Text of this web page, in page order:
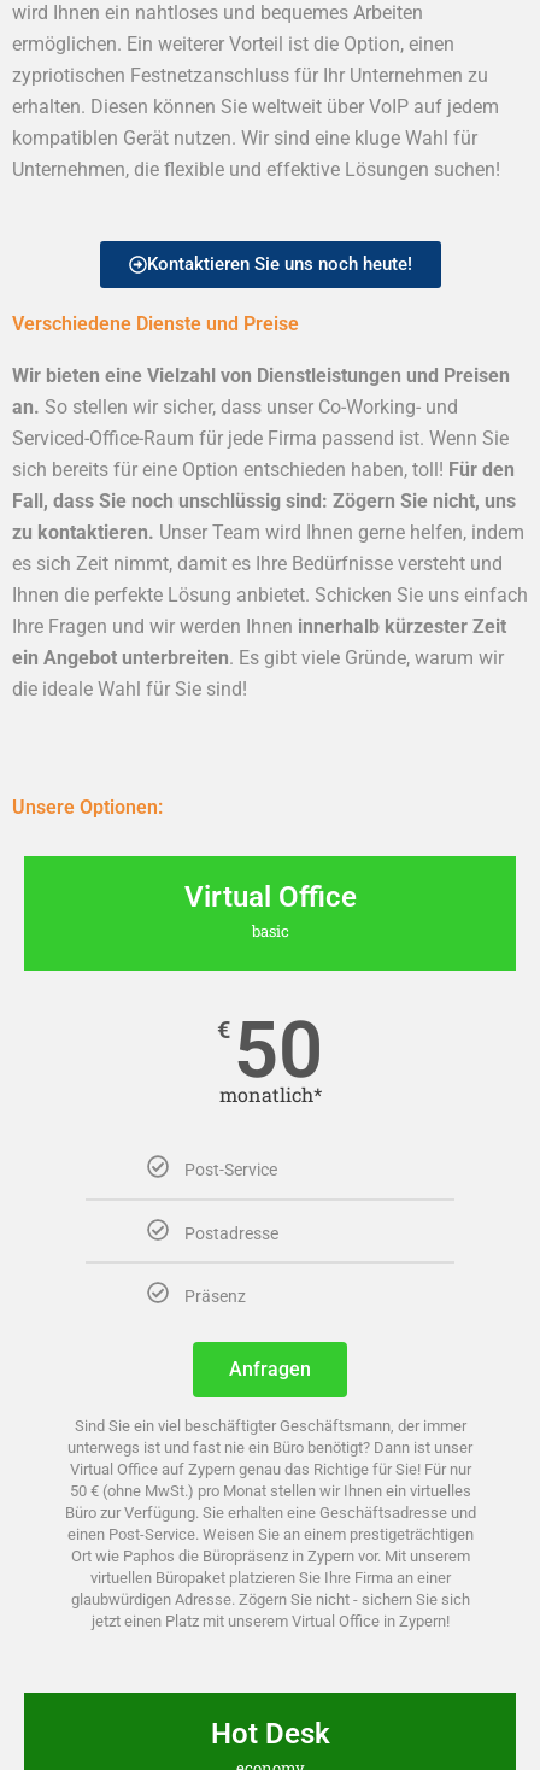
wird Ihnen ein nahtloses und bequemes Arbeiten
ermöglichen. Ein weiterer Vorteil ist die Option, einen
zypriotischen Festnetzanschluss für Ihr Unternehmen zu
erhalten. Diesen können Sie weltweit über VoIP auf jedem
kompatiblen Gerät nutzen. Wir sind eine kluge Wahl für
Unternehmen, die flexible und effektive Lösungen suchen!
Kontaktieren Sie uns noch heute!
Verschiedene Dienste und Preise
Wir bieten eine Vielzahl von Dienstleistungen und Preisen
an. So stellen wir sicher, dass unser Co-Working- und
Serviced-Office-Raum für jede Firma passend ist. Wenn Sie
sich bereits für eine Option entschieden haben, toll! Für den
Fall, dass Sie noch unschlüssig sind: Zögern Sie nicht, uns
zu kontaktieren. Unser Team wird Ihnen gerne helfen, indem
es sich Zeit nimmt, damit es Ihre Bedürfnisse versteht und
Ihnen die perfekte Lösung anbietet. Schicken Sie uns einfach
Ihre Fragen und wir werden Ihnen innerhalb kürzester Zeit
ein Angebot unterbreiten. Es gibt viele Gründe, warum wir
die ideale Wahl für Sie sind!
Unsere Optionen:
Virtual Office
basic
€ 50
monatlich*
Post-Service
Postadresse
Präsenz
Anfragen
Sind Sie ein viel beschäftigter Geschäftsmann, der immer
unterwegs ist und fast nie ein Büro benötigt? Dann ist unser
Virtual Office auf Zypern genau das Richtige für Sie! Für nur
50 € (ohne MwSt.) pro Monat stellen wir Ihnen ein virtuelles
Büro zur Verfügung. Sie erhalten eine Geschäftsadresse und
einen Post-Service. Weisen Sie an einem prestigeträchtigen
Ort wie Paphos die Büropräsenz in Zypern vor. Mit unserem
virtuellen Büropaket platzieren Sie Ihre Firma an einer
glaubwürdigen Adresse. Zögern Sie nicht - sichern Sie sich
jetzt einen Platz mit unserem Virtual Office in Zypern!
Hot Desk